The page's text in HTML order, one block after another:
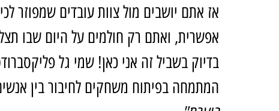
אז אתם יושבים מול צוות עובדים שמפוזר
אפשרית, ואתם רק חולמים על היום שבו
בדיוק בשביל זה אני כאן! שמי גל
המתמחה בפיתוח משחקים לחיבור בין